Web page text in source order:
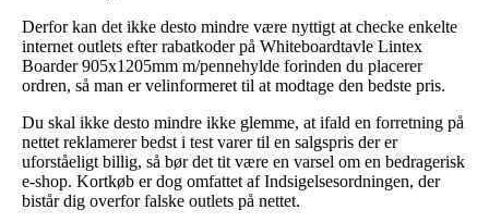
Derfor kan det ikke desto mindre være nyttigt at checke enkelte
internet outlets efter rabatkoder på Whiteboardtavle Lintex
Boarder 905x1205mm m/pennehylde forinden du placerer
ordren, så man er velinformeret til at modtage den bedste pris.
Du skal ikke desto mindre ikke glemme, at ifald en forretning på
nettet reklamerer bedst i test varer til en salgspris der er
uforståeligt billig, så bør det tit være en varsel om en bedragerisk
e-shop. Kortkøb er dog omfattet af Indsigelsesordningen, der
bistår dig overfor falske outlets på nettet.